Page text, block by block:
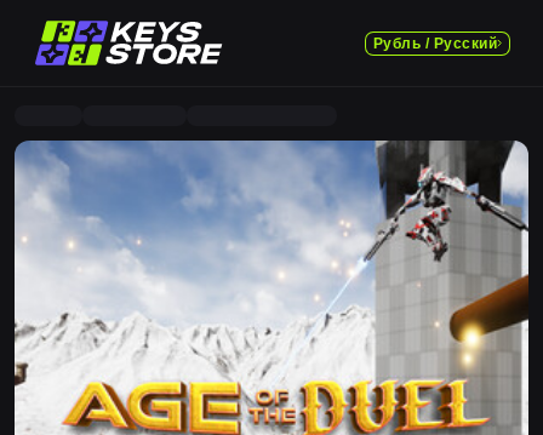
Рубль / Русский